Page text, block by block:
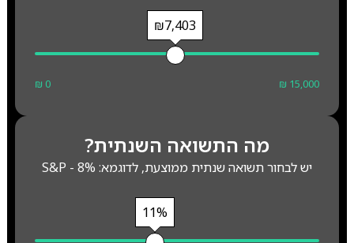
₪7,403
₪ 0 ₪ 15,000
מה התשואה השנתית?
יש לבחור תשואה שנתית ממוצעת, לדוגמא: S&P - 8%
11%